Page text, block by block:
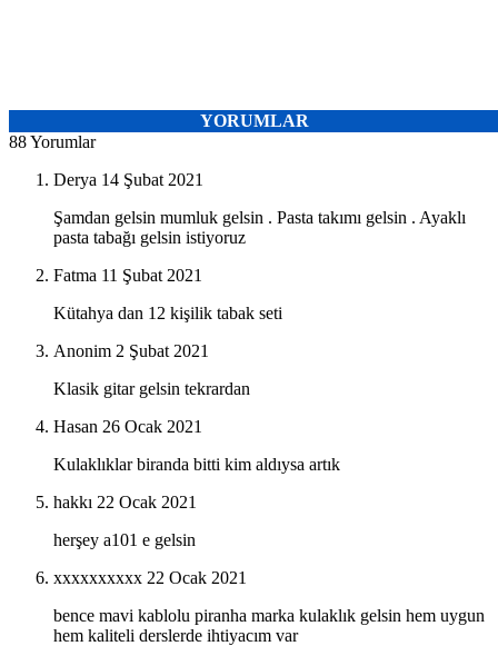
YORUMLAR
88 Yorumlar
Derya 14 Şubat 2021
Şamdan gelsin mumluk gelsin . Pasta takımı gelsin . Ayaklı
pasta tabağı gelsin istiyoruz
Fatma 11 Şubat 2021
Kütahya dan 12 kişilik tabak seti
Anonim 2 Şubat 2021
Klasik gitar gelsin tekrardan
Hasan 26 Ocak 2021
Kulaklıklar biranda bitti kim aldıysa artık
hakkı 22 Ocak 2021
herşey a101 e gelsin
xxxxxxxxxx 22 Ocak 2021
bence mavi kablolu piranha marka kulaklık gelsin hem uygun
hem kaliteli derslerde ihtiyacım var